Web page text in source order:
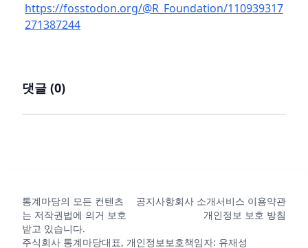
https://fosstodon.org/@R_Foundation/110939317
271387244
댓글 (0)
통계마당의 모든 컨텐츠
는 저작권법에 의거 보호
받고 있습니다.
공지사항회사 소개서비스 이용약관
개인정보 보호 방침
주식회사 통계마당대표, 개인정보보호책임자: 유재성